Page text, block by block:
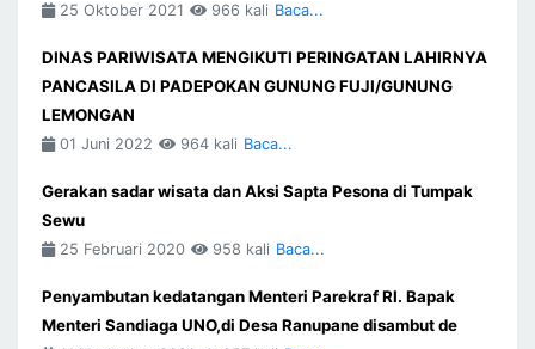
25 Oktober 2021 966 kali Baca...
DINAS PARIWISATA MENGIKUTI PERINGATAN LAHIRNYA
PANCASILA DI PADEPOKAN GUNUNG FUJI/GUNUNG
LEMONGAN
01 Juni 2022 964 kali Baca...
Gerakan sadar wisata dan Aksi Sapta Pesona di Tumpak
Sewu
25 Februari 2020 958 kali Baca...
Penyambutan kedatangan Menteri Parekraf RI. Bapak
Menteri Sandiaga UNO,di Desa Ranupane disambut de